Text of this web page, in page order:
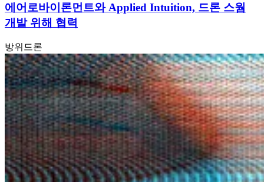
에어로바이론먼트와 Applied Intuition, 드론 스웜
개발 위해 협력
방위 드론